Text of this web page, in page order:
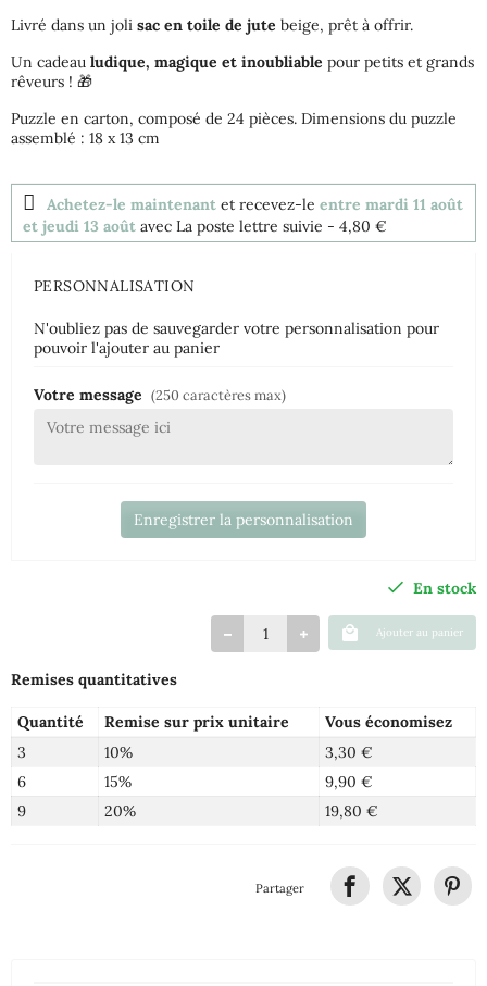
Livré dans un joli sac en toile de jute beige, prêt à offrir.
Un cadeau ludique, magique et inoubliable pour petits et grands
rêveurs ! 🎁
Puzzle en carton, composé de 24 pièces. Dimensions du puzzle
assemblé : 18 x 13 cm
Achetez-le maintenant et recevez-le entre mardi 11 août
et jeudi 13 août avec La poste lettre suivie - 4,80 €
PERSONNALISATION
N'oubliez pas de sauvegarder votre personnalisation pour
pouvoir l'ajouter au panier
Votre message (250 caractères max)
Enregistrer la personnalisation
En stock
Ajouter au panier
Remises quantitatives
Quantité Remise sur prix unitaire
Vous économisez
3
10%
3,30 €
6
15%
9,90 €
9
20% 19,80 €
Partager